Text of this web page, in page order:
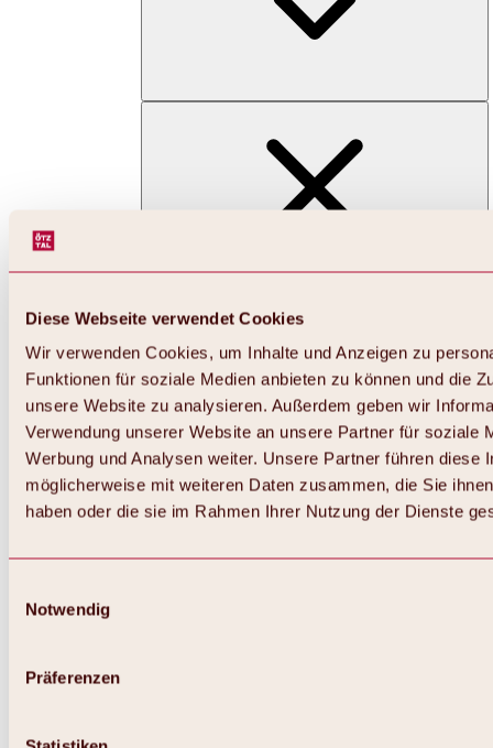
Diese Webseite verwendet Cookies
Wir verwenden Cookies, um Inhalte und Anzeigen zu
Funktionen für soziale Medien anbieten zu können und die
unsere Website zu analysieren. Außerdem geben wir
Verwendung unserer Website an unsere Partner für soziale
Werbung und Analysen weiter. Unsere Partner führen diese
möglicherweise mit weiteren Daten zusammen, die Sie
haben oder die sie im Rahmen Ihrer Nutzung der Dienste
Notwendig
Präferenzen